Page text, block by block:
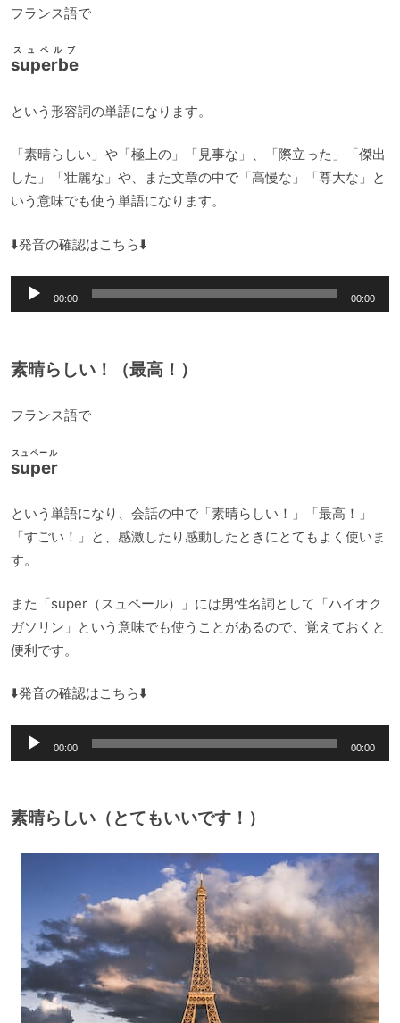
フランス語で
superbe
スュペルブ
という形容詞の単語になります。
「素晴らしい」や「極上の」「見事な」、「際立った」「傑出
した」「壮麗な」や、また文章の中で「高慢な」「尊大な」と
いう意味でも使う単語になります。
⬇️発音の確認はこちら⬇️
声
レ
ヤ
00:00 00:00
素晴らしい！（最高！）
フランス語で
super
スュペール
という単語になり、会話の中で「素晴らしい！」「最高！」
「すごい！」と、感激したり感動したときにとてもよく使いま
す。
また「super（スュペール）」には男性名詞として「ハイオク
ガソリン」という意味でも使うことがあるので、覚えておくと
便利です。
⬇️発音の確認はこちら⬇️
声
レ
00:00 00:00
素晴らしい（とてもいいです！）